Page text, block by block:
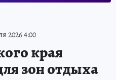
2026 4:00
края
зон отдыха